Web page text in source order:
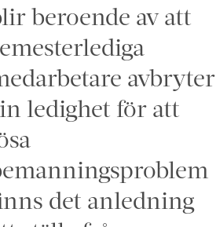
beroende av att
avbryter
ledighet för att
det anledning